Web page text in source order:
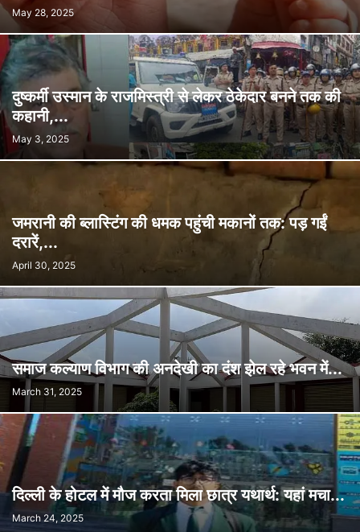
May 28, 2025
दुष्कर्मी उस्मान के राजमिस्त्री से लेकर ठेकेदार बनने तक की
कहानी,...
May 3, 2025
जमरानी की ब्लास्टिंग की धमक पहुंची मकानों तक: पड़ गईं
दरारें,...
April 30, 2025
समाज कल्याण विभाग की अनदेखी का दंश झेल रहे भवन में...
March 31, 2025
दिल्ली के होटल में मौज करता मिला छात्र यथार्थ: यहां मचा...
March 24, 2025